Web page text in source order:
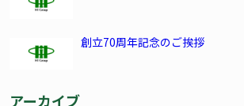
創立70周年記念のご挨拶
アーカイブ